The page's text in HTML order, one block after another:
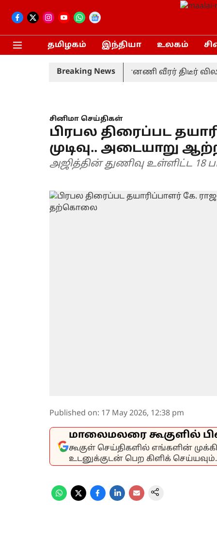
தமிழகம் இந்தியா உலகம்
Breaking News
டெஸ்ட் தொடர்: முன்னணி வீரர் திடீர் விலகல்
சினிமா செய்திகள்
பிரபல திரைப்பட
முடிவு.. அடையாறு
அஜித்தின் துணிவு உள்ளிட்ட 18
Published on: 17 May 2026, 12:38 pm
மாலைமலரை கூகுளில்
கூகுள் செய்திகளில் எங்களின்
உடனுக்குடன் பெற கிளிக் செய்யவும்.